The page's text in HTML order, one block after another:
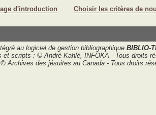
d'introduction Choisir les critères de
au logiciel de gestion bibliographique BIBLIO-
et scripts : © André Kahlé, INFOKA - Tous droits
Archives des jésuites au Canada - Tous droits